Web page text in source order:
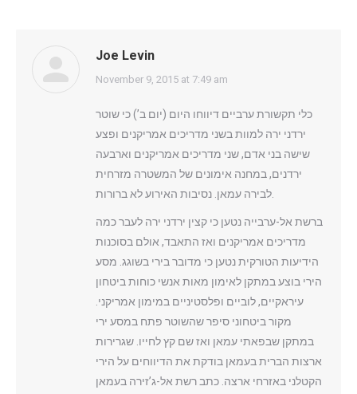
Joe Levin
says:
November 9, 2015 at 7:49 am
כלי תקשורת ערביים דיווחו היום (יום ב’) כי שוטר
ירדני ירה למוות בשני מדריכים אמריקנים ופצע
שישה בני אדם, שני מדריכים אמריקנים וארבעה
ירדנים, במחנה אימונים של המשטרה מזרחית
ברשת אל-ערבייה נטען כי קצין ירדני ירה לעבר כמה
מדריכים אמריקנים ואז התאבד, אולם בסוכנות
הידיעות הטורקית נטען כי מדובר בירי בשוגג. מסע
הירי בוצע במתקן לאימון מאות אנשי כוחות ביטחון
עיראקיים, לוביים ופלסטיניים במימון אמריקני.
מקור ביטחוני סיפר שהשוטר פתח במסע ירי
במתקן שבפאתי עמאן ואז שם קץ לחייו. שגרירות
ארצות הברית בעמאן בודקת את הדיווחים על הירי
הקטלני באזרחי ארצה. כתב רשת אל-ג’זירה בעמאן